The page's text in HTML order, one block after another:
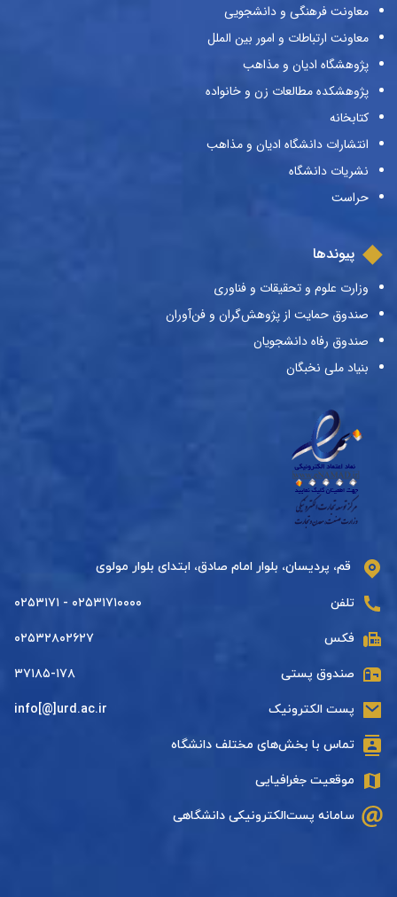
معاونت فرهنگی و دانشجویی
معاونت ارتباطات و امور بین الملل
پژوهشگاه ادیان و مذاهب
پژوهشکده مطالعات زن و خانواده
کتابخانه
انتشارات دانشگاه ادیان و مذاهب
نشریات دانشگاه
حراست
پیوندها
وزارت علوم و تحقیقات و فناوری
صندوق حمایت از پژوهش‌گران و فن‌آوران
صندوق رفاه دانشجویان
بنیاد ملی نخبگان
قم، پردیسان، بلوار امام صادق، ابتدای بلوار مولوی
تلفن ۰۲۵۳۱۷۱۰۰۰۰ - ۰۲۵۳۱۷۱
فکس ۰۲۵۳۲۸۰۲۶۲۷
صندوق پستی ۳۷۱۸۵-۱۷۸
پست الکترونیک info[@]urd.ac.ir
تماس با بخش‌های مختلف دانشگاه
موقعیت جغرافیایی
سامانه پست‌الکترونیکی دانشگاهی